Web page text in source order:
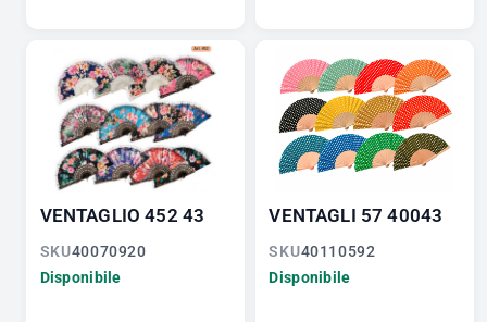
VENTAGLIO 452 43
SKU40070920
Disponibile
VENTAGLI 57 40043
SKU40110592
Disponibile